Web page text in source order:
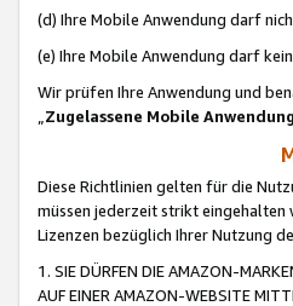
(d) Ihre Mobile Anwendung darf
(e) Ihre Mobile Anwendung darf
Wir prüfen Ihre Anwendung und
„Zugelassene Mobile Anwendung
Diese Richtlinien gelten für die
müssen jederzeit strikt eingehalten
Lizenzen bezüglich Ihrer Nutzung
1. SIE DÜRFEN DIE AMAZON-
AUF EINER AMAZON-WEBSITE